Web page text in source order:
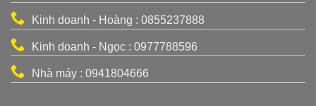
Kinh doanh - Hoàng : 0855237888
Kinh doanh - Ngọc : 0977788596
Nhà máy : 0941804666